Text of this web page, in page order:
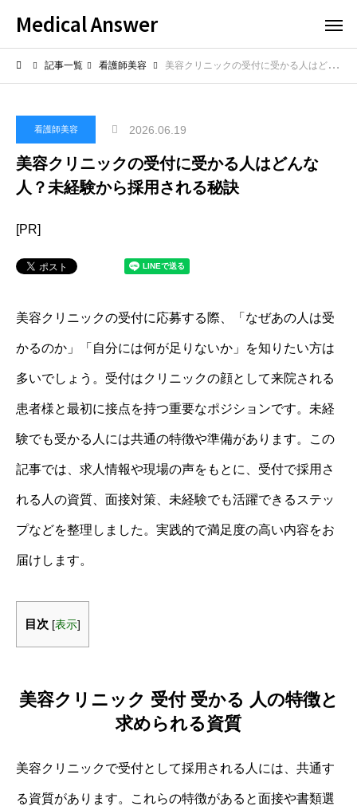
Medical Answer
記事一覧 看護師美容 美容クリニックの受付に受かる人はどんな人？未経験から採用される秘訣
看護師美容 2026.06.19
美容クリニックの受付に受かる人はどんな
人？未経験から採用される秘訣
[PR]
美容クリニックの受付に応募する際、「なぜあの人は受
かるのか」「自分には何が足りないか」を知りたい方は
多いでしょう。受付はクリニックの顔として来院される
患者様と最初に接点を持つ重要なポジションです。未経
験でも受かる人には共通の特徴や準備があります。この
記事では、求人情報や現場の声をもとに、受付で採用さ
れる人の資質、面接対策、未経験でも活躍できるステッ
プなどを整理しました。実践的で満足度の高い内容をお
届けします。
目次 [表示]
美容クリニック 受付 受かる 人の特徴と
求められる資質
美容クリニックで受付として採用される人には、共通す
る資質があります。これらの特徴があると面接や書類選